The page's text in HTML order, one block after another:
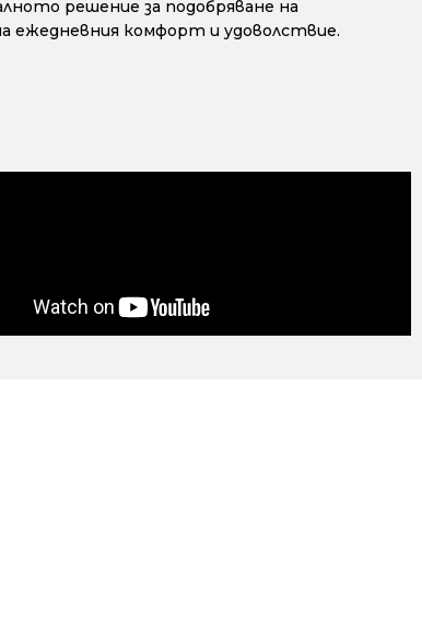
решение за подобряване на
ежедневния комфорт и удоволствие.